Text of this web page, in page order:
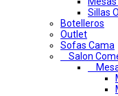
Sillas
Botelleros
Outlet
Sofas Cama
Salon